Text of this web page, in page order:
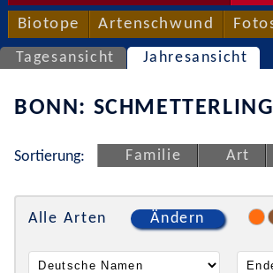
Biotope Artenschwund
Tagesansicht Jahresansicht
BONN:
Sortierung: Familie Art
Alle Arten Ändern